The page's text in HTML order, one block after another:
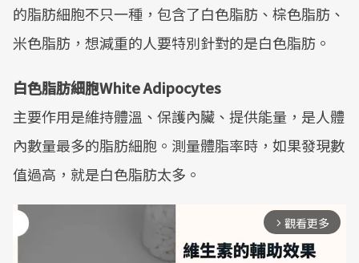
的脂肪細胞不只一種，包含了白色脂肪、棕色脂肪、
米色脂肪，想減重的人要特別針對的是白色脂肪。
白色脂肪細胞White Adipocytes
主要作用是維持體溫、保護內臟、提供能量，是人體
內數量最多的脂肪細胞。測量體脂率時，如果發現數
值過高，就是白色脂肪太多。
arrow_forward_ios 觀看更多